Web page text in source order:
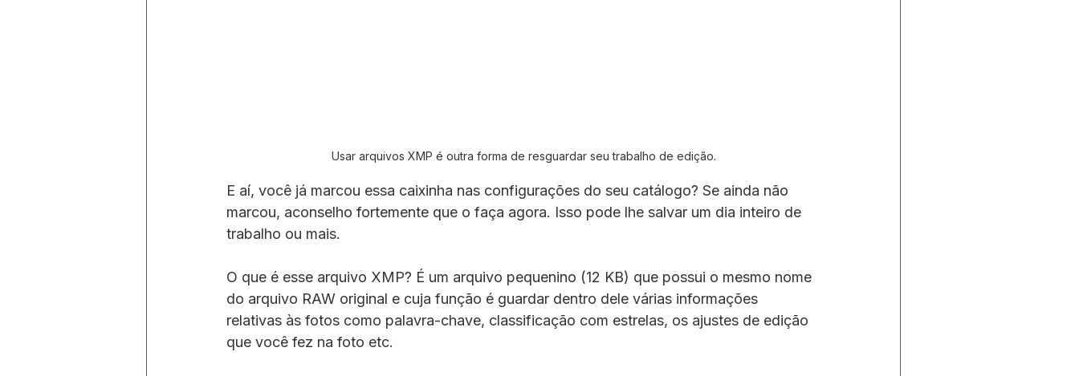
Usar arquivos XMP é outra forma de resguardar seu trabalho de edição.
E aí, você já marcou essa caixinha nas configurações do seu catálogo? Se ainda não
marcou, aconselho fortemente que o faça agora. Isso pode lhe salvar um dia inteiro de
trabalho ou mais.
O que é esse arquivo XMP? É um arquivo pequenino (12 KB) que possui o mesmo nome
do arquivo RAW original e cuja função é guardar dentro dele várias informações
relativas às fotos como palavra-chave, classificação com estrelas, os ajustes de edição
que você fez na foto etc.